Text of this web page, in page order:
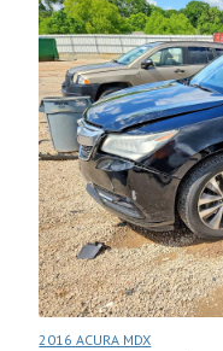
2016 ACURA MDX